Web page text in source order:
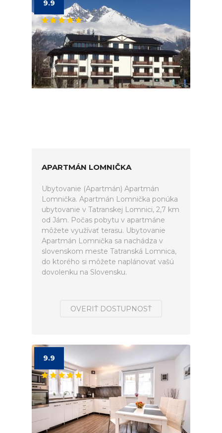
9.9
APARTMÁN LOMNIČKA
Ubytovanie (Apartmán) Apartmán
Lomnička. Apartmán Lomnička ponúka
ubytovanie v Tatranskej Lomnici, 2,7 km
od Jám. Počas pobytu v apartmáne
môžete využívať terasu. Ubytovanie
Apartmán Lomnička sa nachádza v
slovenskom meste Tatranská Lomnica,
do ktorého si môžete naplánovať vašú
dovolenku na Slovensku.
OVERIŤ DOSTUPNOSŤ
9.9